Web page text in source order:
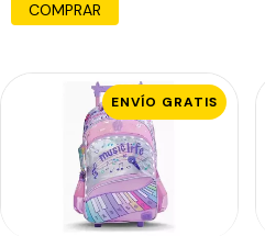
COMPRAR
ENVÍO GRATIS